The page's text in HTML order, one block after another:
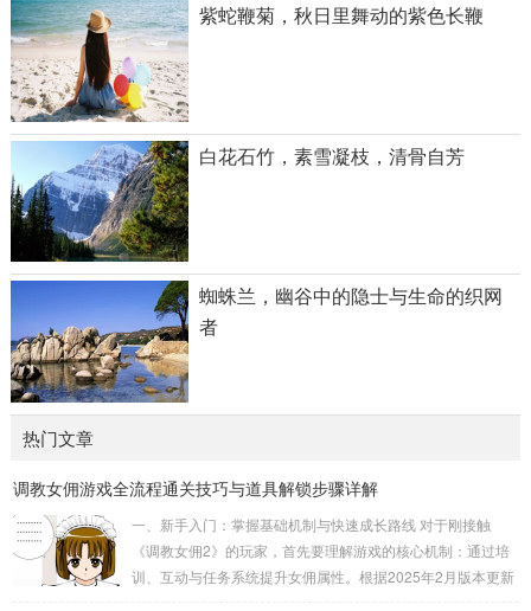
紫蛇鞭菊，秋日里舞动的紫色长鞭
白花石竹，素雪凝枝，清骨自芳
蜘蛛兰，幽谷中的隐士与生命的织网
者
热门文章
调教女佣游戏全流程通关技巧与道具解锁步骤详解
一、新手入门：掌握基础机制与快速成长路线 对于刚接触
《调教女佣2》的玩家，首先要理解游戏的核心机制：通过培
训、互动与任务系统提升女佣属性。根据2025年2月版本更新